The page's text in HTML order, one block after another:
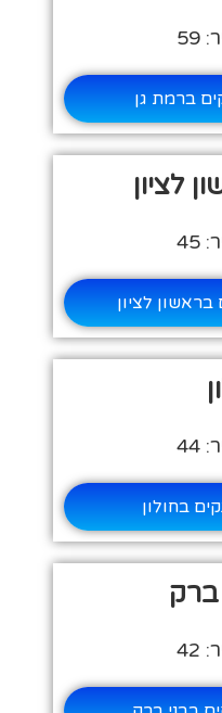
ברמת גן
לציון
לציון
בחולון
ברק